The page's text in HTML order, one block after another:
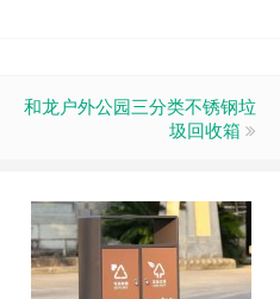
和龙户外公园三分类不锈钢垃
圾回收箱